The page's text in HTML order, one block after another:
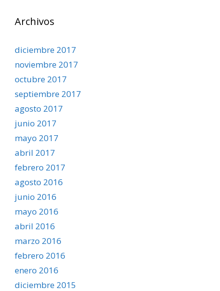
Archivos
diciembre 2017
noviembre 2017
octubre 2017
septiembre 2017
agosto 2017
junio 2017
mayo 2017
abril 2017
febrero 2017
agosto 2016
junio 2016
mayo 2016
abril 2016
marzo 2016
febrero 2016
enero 2016
diciembre 2015